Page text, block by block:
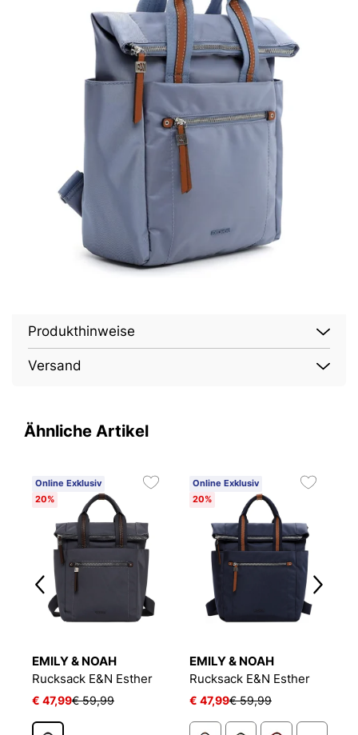
Produkthinweise
Versand
Ähnliche Artikel
Online Exklusiv
20%
EMILY & NOAH
Rucksack E&N Esther
€ 47,99€ 59,99
Online Exklusiv
20%
EMILY & NOAH
Rucksack E&N Esther
€ 47,99€ 59,99